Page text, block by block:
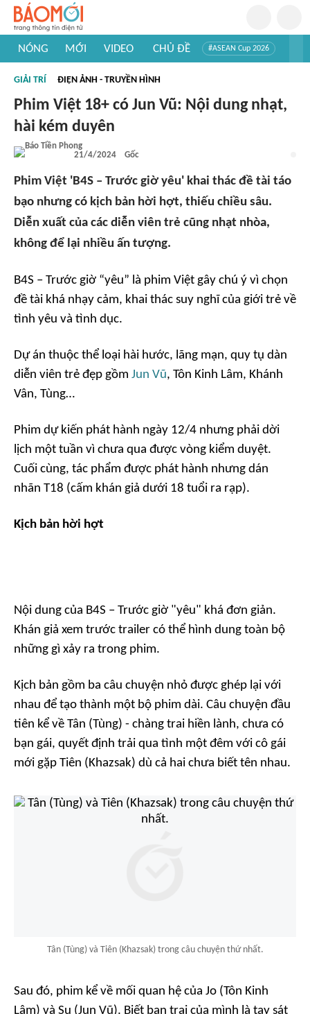
NÓNG MỚI VIDEO CHỦ ĐỀ #ASEAN Cup 2026
#Khám phá thế giới
GIẢI TRÍ ĐIỆN ẢNH - TRUYỀN HÌNH
Phim Việt 18+ có Jun Vũ: Nội dung nhạt,
hài kém duyên
21/4/2024 Gốc
Phim Việt 'B4S – Trước giờ yêu' khai thác đề tài táo
bạo nhưng có kịch bản hời hợt, thiếu chiều sâu.
Diễn xuất của các diễn viên trẻ cũng nhạt nhòa,
không để lại nhiều ấn tượng.
B4S – Trước giờ “yêu” là phim Việt gây chú ý vì chọn
đề tài khá nhạy cảm, khai thác suy nghĩ của giới trẻ về
tình yêu và tình dục.
Dự án thuộc thể loại hài hước, lãng mạn, quy tụ dàn
diễn viên trẻ đẹp gồm Jun Vũ, Tôn Kinh Lâm, Khánh
Vân, Tùng…
Phim dự kiến phát hành ngày 12/4 nhưng phải dời
lịch một tuần vì chưa qua được vòng kiểm duyệt.
Cuối cùng, tác phẩm được phát hành nhưng dán
nhãn T18 (cấm khán giả dưới 18 tuổi ra rạp).
Kịch bản hời hợt
Nội dung của B4S – Trước giờ "yêu" khá đơn giản.
Khán giả xem trước trailer có thể hình dung toàn bộ
những gì xảy ra trong phim.
Kịch bản gồm ba câu chuyện nhỏ được ghép lại với
nhau để tạo thành một bộ phim dài. Câu chuyện đầu
tiên kể về Tân (Tùng) - chàng trai hiền lành, chưa có
bạn gái, quyết định trải qua tình một đêm với cô gái
mới gặp Tiên (Khazsak) dù cả hai chưa biết tên nhau.
Tân (Tùng) và Tiên (Khazsak) trong câu chuyện thứ nhất.
Sau đó, phim kể về mối quan hệ của Jo (Tôn Kinh
Lâm) và Su (Jun Vũ). Biết bạn trai của mình là tay sát